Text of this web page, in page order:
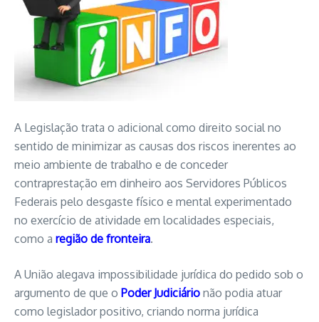
A Legislação trata o adicional como direito social no
sentido de minimizar as causas dos riscos inerentes ao
meio ambiente de trabalho e de conceder
contraprestação em dinheiro aos Servidores Públicos
Federais pelo desgaste físico e mental experimentado
no exercício de atividade em localidades especiais,
como a região de fronteira.
A União alegava impossibilidade jurídica do pedido sob o
argumento de que o Poder Judiciário não podia atuar
como legislador positivo, criando norma jurídica